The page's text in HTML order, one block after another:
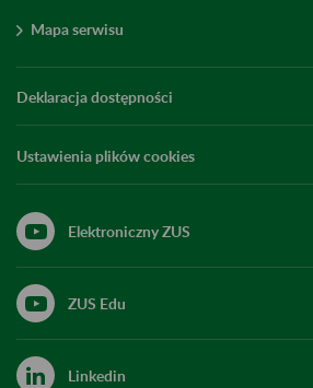
Mapa serwisu
Deklaracja dostępności
Ustawienia plików cookies
Elektroniczny ZUS
ZUS Edu
Linkedin